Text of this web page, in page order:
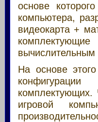
основе
компьютера,
видеокарта +
На основе
комплектующих.
игровой